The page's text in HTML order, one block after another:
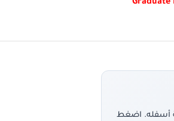
Graduate
أسفله. اضغط